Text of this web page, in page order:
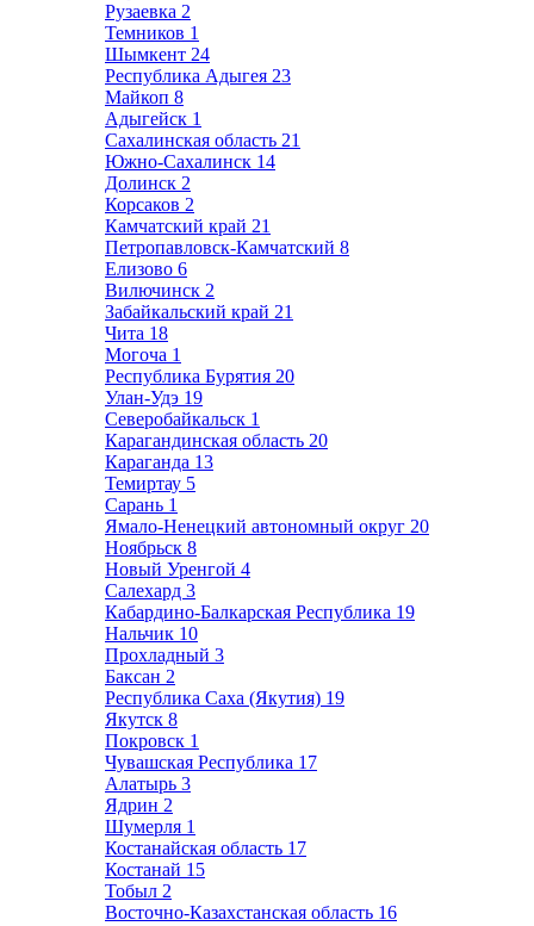
Рузаевка 2
Темников 1
Шымкент 24
Республика Адыгея 23
Майкоп 8
Адыгейск 1
Сахалинская область 21
Южно-Сахалинск 14
Долинск 2
Корсаков 2
Камчатский край 21
Петропавловск-Камчатский 8
Елизово 6
Вилючинск 2
Забайкальский край 21
Чита 18
Могоча 1
Республика Бурятия 20
Улан-Удэ 19
Северобайкальск 1
Карагандинская область 20
Караганда 13
Темиртау 5
Сарань 1
Ямало-Ненецкий автономный округ 20
Ноябрьск 8
Новый Уренгой 4
Салехард 3
Кабардино-Балкарская Республика 19
Нальчик 10
Прохладный 3
Баксан 2
Республика Саха (Якутия) 19
Якутск 8
Покровск 1
Чувашская Республика 17
Алатырь 3
Ядрин 2
Шумерля 1
Костанайская область 17
Костанай 15
Тобыл 2
Восточно-Казахстанская область 16